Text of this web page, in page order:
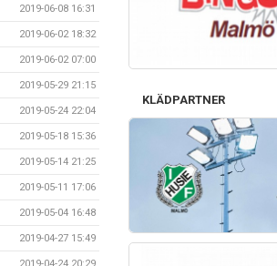
2019-06-08 16:31
2019-06-02 18:32
2019-06-02 07:00
2019-05-29 21:15
2019-05-24 22:04
2019-05-18 15:36
2019-05-14 21:25
2019-05-11 17:06
2019-05-04 16:48
2019-04-27 15:49
KLÄDPARTNER